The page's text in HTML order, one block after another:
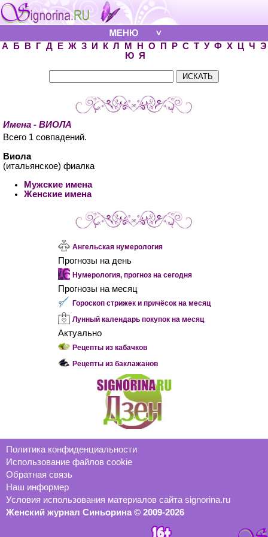
А Б В Г Д Е Ж З И К Л М Н О П Р С Т У Ф Х Ц Ч
Э
Ю Я
Имена - ВИОЛА
Всего 1 совпадений.
Виола
(итальянское) фиалка
Мужские имена
Женские имена
Ангельская нумерология
Прогнозы на день
Нумерология, прогноз на сегодня
Прогнозы на месяц
Гороскоп стрижек и причёсок на месяц
Лунный календарь покупок на месяц
Актуально
Рецепты из кабачков
Рецепты из баклажанов
Политика конфиденциальности
Использование файлов cookie
Обратная связь
Наш информер
Условия использования материалов сайта signorina.ru
Женский журнал Синьорина © 2009-2026